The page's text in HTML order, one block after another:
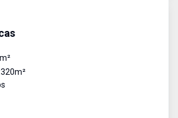
m²
320m²
s